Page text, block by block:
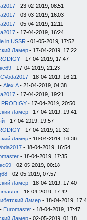
- 23-02-2019, 08:51
- 03-03-2019, 16:03
- 05-04-2019, 12:11
- 17-04-2019, 16:24
in USSR - 01-05-2019, 17:52
Ламер - 17-04-2019, 17:22
- 17-04-2019, 17:47
- 17-04-2019, 21:23
- 18-04-2019, 16:21
- Alex.A- 21-04-2019, 04:38
- 17-04-2019, 19:21
PRODIGY - 17-04-2019, 20:50
Ламер - 17-04-2019, 19:41
- 17-04-2019, 19:57
- 17-04-2019, 21:32
Ламер - 18-04-2019, 16:36
- 18-04-2019, 16:54
- 18-04-2019, 17:35
- 02-05-2019, 00:18
- 02-05-2019, 07:57
Ламер - 18-04-2019, 17:40
- 18-04-2019, 17:42
Ламер - 18-04-2019,
- Euromaster - 18-04-2019, 17:47
Ламер - 02-05-2019, 01:18